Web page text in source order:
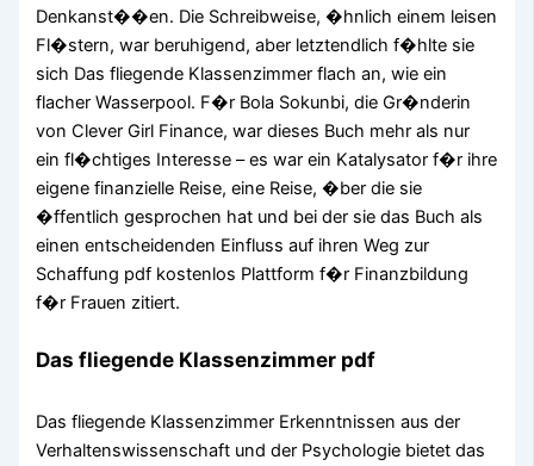
Denkanst��en. Die Schreibweise, �hnlich einem leisen
Fl�stern, war beruhigend, aber letztendlich f�hlte sie
sich Das fliegende Klassenzimmer flach an, wie ein
flacher Wasserpool. F�r Bola Sokunbi, die Gr�nderin
von Clever Girl Finance, war dieses Buch mehr als nur
ein fl�chtiges Interesse – es war ein Katalysator f�r ihre
eigene finanzielle Reise, eine Reise, �ber die sie
�ffentlich gesprochen hat und bei der sie das Buch als
einen entscheidenden Einfluss auf ihren Weg zur
Schaffung pdf kostenlos Plattform f�r Finanzbildung
f�r Frauen zitiert.
Das fliegende Klassenzimmer pdf
Das fliegende Klassenzimmer Erkenntnissen aus der
Verhaltenswissenschaft und der Psychologie bietet das